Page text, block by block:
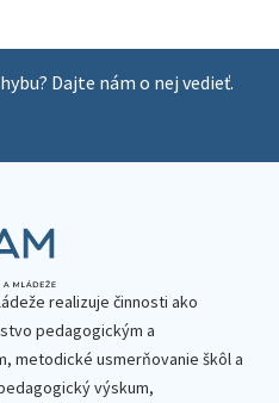
Dajte nám o nej vedieť.
realizuje činnosti ako
pedagogickým a
metodické usmerňovanie škôl a
výskum,